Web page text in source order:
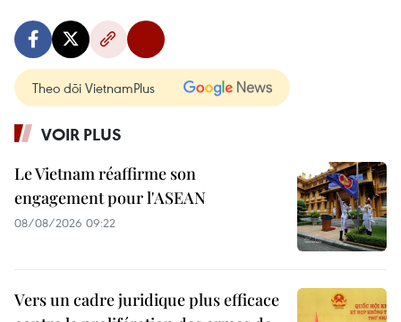
Theo dõi VietnamPlus
VOIR PLUS
Le Vietnam réaffirme son
engagement pour l'ASEAN
08/08/2026 09:22
Vers un cadre juridique plus efficace